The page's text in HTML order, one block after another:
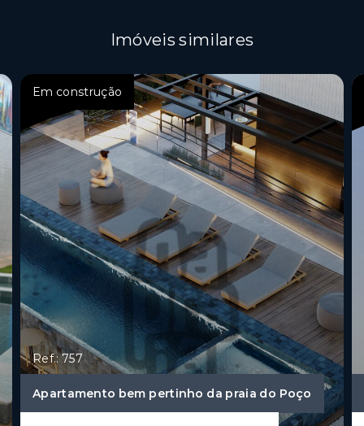
Imóveis similares
Em construção
Ref.: 757
Apartamento bem pertinho da praia do Poço